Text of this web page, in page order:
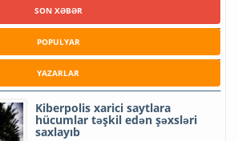
SON XƏBƏR
POPULYAR
YAZARLAR
Kiberpolis xarici saytlara
hücumlar təşkil edən şəxsləri
saxlayıb